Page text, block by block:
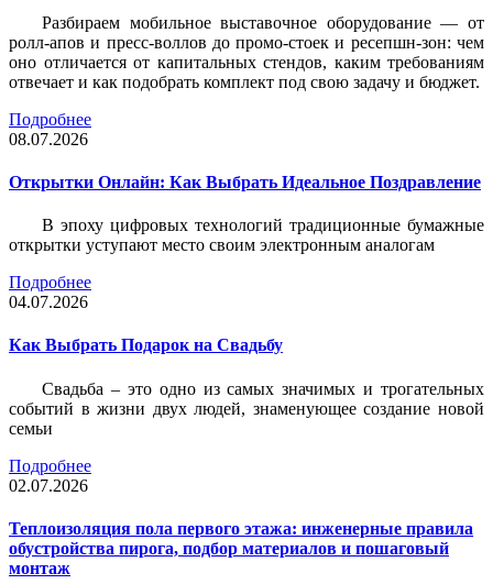
Разбираем мобильное выставочное оборудование — от
ролл-апов и пресс-воллов до промо-стоек и ресепшн-зон: чем
оно отличается от капитальных стендов, каким требованиям
отвечает и как подобрать комплект под свою задачу и бюджет.
Подробнее
08.07.2026
Открытки Онлайн: Как Выбрать Идеальное Поздравление
В эпоху цифровых технологий традиционные бумажные
открытки уступают место своим электронным аналогам
Подробнее
04.07.2026
Как Выбрать Подарок на Свадьбу
Свадьба – это одно из самых значимых и трогательных
событий в жизни двух людей, знаменующее создание новой
семьи
Подробнее
02.07.2026
Теплоизоляция пола первого этажа: инженерные правила
обустройства пирога, подбор материалов и пошаговый
монтаж